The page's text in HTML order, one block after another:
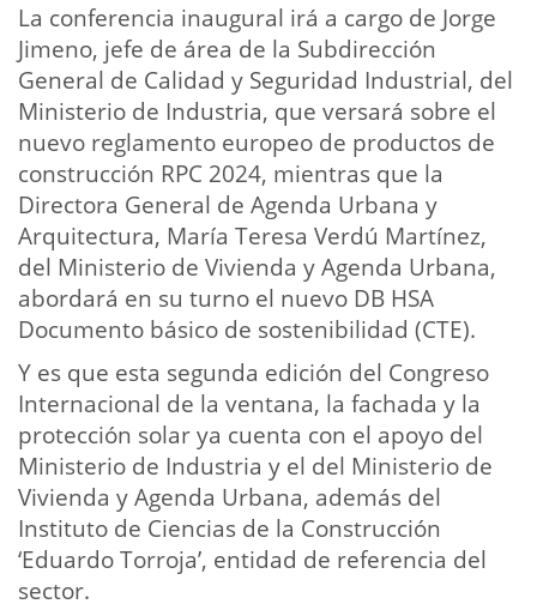
La conferencia inaugural irá a cargo de Jorge
Jimeno, jefe de área de la Subdirección
General de Calidad y Seguridad Industrial, del
Ministerio de Industria, que versará sobre el
nuevo reglamento europeo de productos de
construcción RPC 2024, mientras que la
Directora General de Agenda Urbana y
Arquitectura, María Teresa Verdú Martínez,
del Ministerio de Vivienda y Agenda Urbana,
abordará en su turno el nuevo DB HSA
Documento básico de sostenibilidad (CTE).
Y es que esta segunda edición del Congreso
Internacional de la ventana, la fachada y la
protección solar ya cuenta con el apoyo del
Ministerio de Industria y el del Ministerio de
Vivienda y Agenda Urbana, además del
Instituto de Ciencias de la Construcción
‘Eduardo Torroja’, entidad de referencia del
sector.